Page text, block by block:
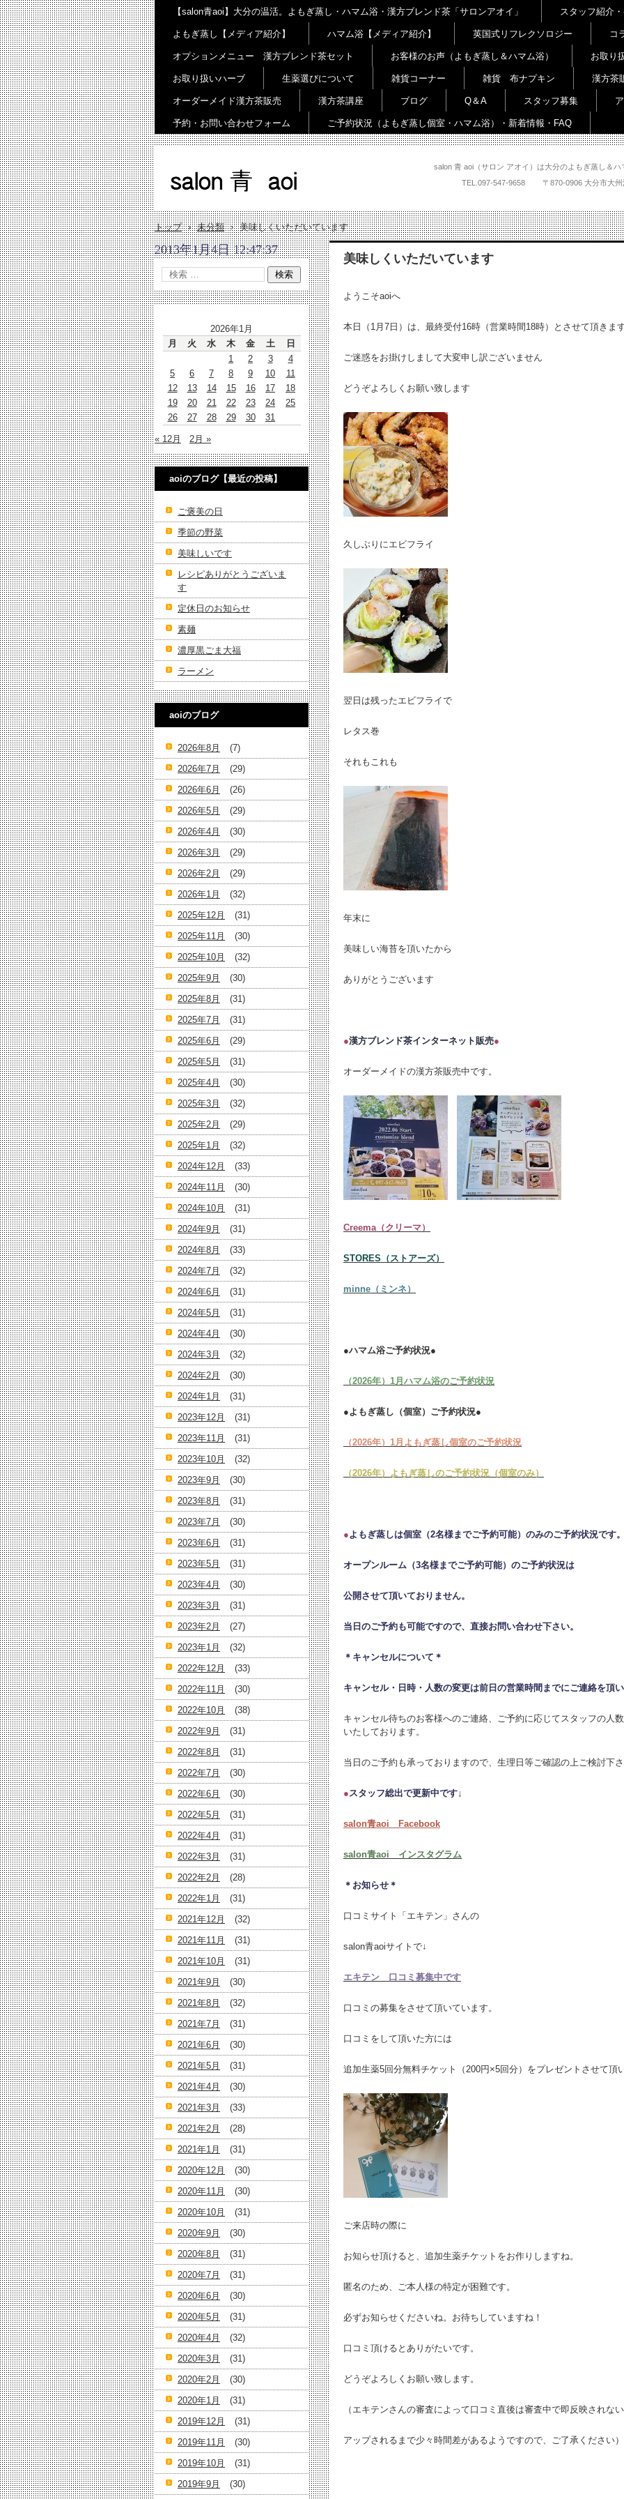
salon 青 aoi（サロン アオイ）は大分のよもぎ蒸し＆
TEL. 097-547-9658 〒870-0906 大分
【salon青aoi】大分の温活。よもぎ蒸し・ハマム浴・漢方ブレンド茶「サロンアオイ」 スタッフ紹介
よもぎ蒸し【メディア紹介】 ハマム浴【メディア紹介】 英国式リフレクソロジー コ
オプションメニュー 漢方ブレンド茶セット お客様のお声（よもぎ蒸し＆ハマム浴） お取り
お取り扱いハーブ 生薬選びについて 雑貨コーナー 雑貨 布ナプキン 漢方茶
オーダーメイド漢方茶販売 漢方茶講座 ブログ Q＆A スタッフ募集
予約・お問い合わせフォーム ご予約状況（よもぎ蒸し個室・ハマム浴）・新着情報・FAQ
トップ › 未分類 › 美味しくいただいています
美味しくいただいています
ようこそaoiへ
本日（1月7日）は、最終受付16時（営業時間18時）とさせて頂きま
ご迷惑をお掛けしまして大変申し訳ございません
どうぞよろしくお願い致します
久しぶりにエビフライ
翌日は残ったエビフライで
レタス巻
それもこれも
年末に
美味しい海苔を頂いたから
ありがとうございます
●漢方ブレンド茶インターネット販売●
オーダーメイドの漢方茶販売中です。
Creema（クリーマ）
STORES（ストアーズ）
minne（ミンネ）
●ハマム浴ご予約状況●
（2026年）1月ハマム浴のご予約状況
●よもぎ蒸し（個室）ご予約状況●
（2026年）1月よもぎ蒸し個室のご予約状況
（2026年）よもぎ蒸しのご予約状況（個室のみ）
●よもぎ蒸しは個室（2名様までご予約可能）のみのご予約状況です
オープンルーム（3名様までご予約可能）のご予約状況は
公開させて頂いておりません。
当日のご予約も可能ですので、直接お問い合わせ下さい。
＊キャンセルについて＊
キャンセル・日時・人数の変更は前日の営業時間までにご連絡を頂
キャンセル待ちのお客様へのご連絡、ご予約に応じてスタッフの人
いたしております。
当日のご予約も承っておりますので、生理日等ご確認の上ご検討下
●スタッフ総出で更新中です↓
salon青aoi Facebook
salon青aoi インスタグラム
＊お知らせ＊
口コミサイト「エキテン」さんの
salon青aoiサイトで↓
エキテン 口コミ募集中です
口コミの募集をさせて頂いています。
口コミをして頂いた方には
追加生薬5回分無料チケット（200円×5回分）をプレゼントさせて頂
ご来店時の際に
お知らせ頂けると、追加生薬チケットをお作りしますね。
匿名のため、ご本人様の特定が困難です。
必ずお知らせくださいね。お待ちしていますね！
口コミ頂けるとありがたいです。
どうぞよろしくお願い致します。
（エキテンさんの審査によって口コミ直後は審査中で即反映されな
アップされるまで少々時間差があるようですので、ご了承ください）
2013年1月4日 12:47:37
2026年1月
月
火 水 木 金 土
日
1
2 3
4
5
6 7 8 9 10
11
12
13 14 15 16 17
18
19
20 21 22 23 24
25
26
27 28 29 30 31
« 12月 2月 »
aoiのブログ【最近の投稿】
ご褒美の日
季節の野菜
美味しいです
レシピありがとうございま
す
定休日のお知らせ
素麺
濃厚黒ごま大福
ラーメン
aoiのブログ
2026年8月
(7)
2026年7月
(29)
2026年6月
(26)
2026年5月
(29)
2026年4月
(30)
2026年3月
(29)
2026年2月
(29)
2026年1月
(32)
2025年12月
(31)
2025年11月
(30)
2025年10月
(32)
2025年9月
(30)
2025年8月
(31)
2025年7月
(31)
2025年6月
(29)
2025年5月
(31)
2025年4月
(30)
2025年3月
(32)
2025年2月
(29)
2025年1月
(32)
2024年12月
(33)
2024年11月
(30)
2024年10月
(31)
2024年9月
(31)
2024年8月
(33)
2024年7月
(32)
2024年6月
(31)
2024年5月
(31)
2024年4月
(30)
2024年3月
(32)
2024年2月
(30)
2024年1月
(31)
2023年12月
(31)
2023年11月
(31)
2023年10月
(32)
2023年9月
(30)
2023年8月
(31)
2023年7月
(30)
2023年6月
(31)
2023年5月
(31)
2023年4月
(30)
2023年3月
(31)
2023年2月
(27)
2023年1月
(32)
2022年12月
(33)
2022年11月
(30)
2022年10月
(38)
2022年9月
(31)
2022年8月
(31)
2022年7月
(30)
2022年6月
(30)
2022年5月
(31)
2022年4月
(31)
2022年3月
(31)
2022年2月
(28)
2022年1月
(31)
2021年12月
(32)
2021年11月
(31)
2021年10月
(31)
2021年9月
(30)
2021年8月
(32)
2021年7月
(31)
2021年6月
(30)
2021年5月
(31)
2021年4月
(30)
2021年3月
(33)
2021年2月
(28)
2021年1月
(31)
2020年12月
(30)
2020年11月
(30)
2020年10月
(31)
2020年9月
(30)
2020年8月
(31)
2020年7月
(31)
2020年6月
(30)
2020年5月
(31)
2020年4月
(32)
2020年3月
(31)
2020年2月
(30)
2020年1月
(31)
2019年12月
(31)
2019年11月
(30)
2019年10月
(31)
2019年9月
(30)